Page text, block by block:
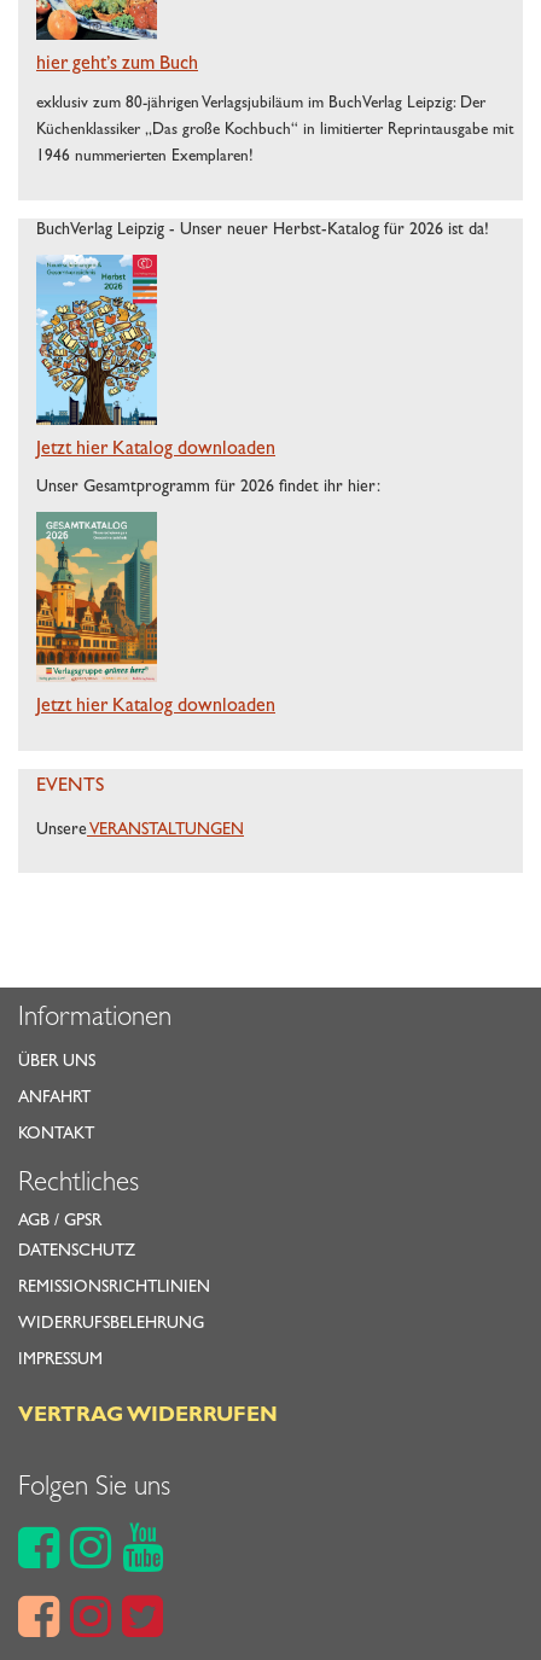
hier geht’s zum Buch
exklusiv zum 80-jährigen Verlagsjubiläum im BuchVerlag Leipzig: Der
Küchenklassiker „Das große Kochbuch“ in limitierter Reprintausgabe mit
1946 nummerierten Exemplaren!
BuchVerlag Leipzig - Unser neuer Herbst-Katalog für 2026 ist da!
Jetzt hier Katalog downloaden
Unser Gesamtprogramm für 2026 findet ihr hier:
Jetzt hier Katalog downloaden
EVENTS
Unsere VERANSTALTUNGEN
Informationen
ÜBER UNS
ANFAHRT
KONTAKT
Rechtliches
AGB / GPSR
DATENSCHUTZ
REMISSIONSRICHTLINIEN
WIDERRUFSBELEHRUNG
IMPRESSUM
VERTRAG WIDERRUFEN
Folgen Sie uns
  
  